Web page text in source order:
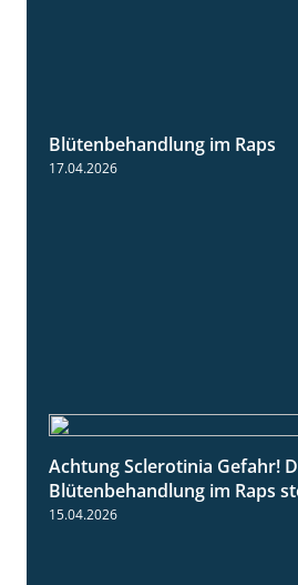
Blütenbehandlung im Raps
Achtung Sclerotinia Gefahr!
Blütenbehandlung im Raps
15.04.2026